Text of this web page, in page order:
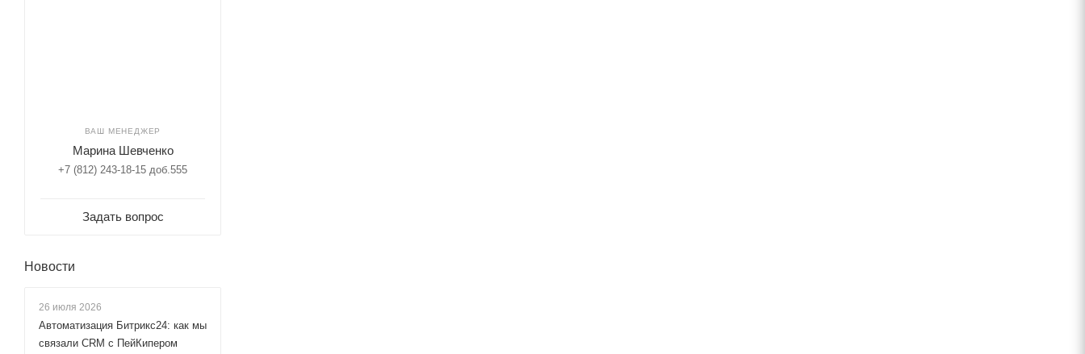
ВАШ МЕНЕДЖЕР
Марина Шевченко
+7 (812) 243-18-15 доб.555
Задать вопрос
Новости
26 июля 2026
Автоматизация Битрикс24: как мы
связали CRM с ПейКипером